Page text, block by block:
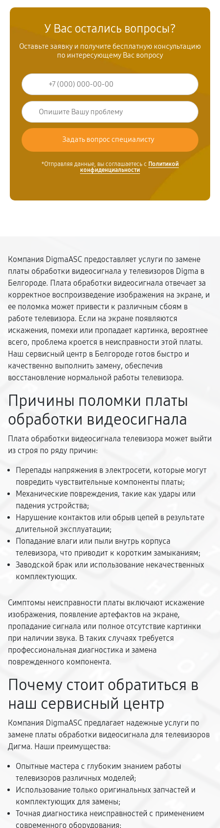
У Вас остались вопросы?
Оставьте заявку и получите бесплатную консультацию
по интересующему Вас вопросу
*Отправляя данные, вы соглашаетесь с Политикой
конфиденциальности
Компания DigmaASC предоставляет услуги по замене
платы обработки видеосигнала у телевизоров Digma в
Белгороде. Плата обработки видеосигнала отвечает за
корректное воспроизведение изображения на экране, и
ее поломка может привести к различным сбоям в
работе телевизора. Если на экране появляются
искажения, помехи или пропадает картинка, вероятнее
всего, проблема кроется в неисправности этой платы.
Наш сервисный центр в Белгороде готов быстро и
качественно выполнить замену, обеспечив
восстановление нормальной работы телевизора.
Причины поломки платы
обработки видеосигнала
Плата обработки видеосигнала телевизора может выйти
из строя по ряду причин:
Перепады напряжения в электросети, которые могут
повредить чувствительные компоненты платы;
Механические повреждения, такие как удары или
падения устройства;
Нарушение контактов или обрыв цепей в результате
длительной эксплуатации;
Попадание влаги или пыли внутрь корпуса
телевизора, что приводит к коротким замыканиям;
Заводской брак или использование некачественных
комплектующих.
Симптомы неисправности платы включают искажение
изображения, появление артефактов на экране,
пропадание сигнала или полное отсутствие картинки
при наличии звука. В таких случаях требуется
профессиональная диагностика и замена
поврежденного компонента.
Почему стоит обратиться в
наш сервисный центр
Компания DigmaASC предлагает надежные услуги по
замене платы обработки видеосигнала для телевизоров
Дигма. Наши преимущества:
Опытные мастера с глубоким знанием работы
телевизоров различных моделей;
Использование только оригинальных запчастей и
комплектующих для замены;
Точная диагностика неисправностей с применением
современного оборудования;